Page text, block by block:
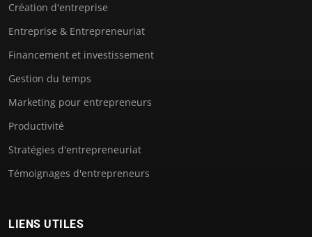
Création d'entreprise
Entreprise & Entrepreneuriat
Financement et investissement
Gestion du temps
Marketing pour entrepreneurs
Productivité
Stratégies d'entrepreneuriat
Témoignages d'entrepreneurs
LIENS UTILES